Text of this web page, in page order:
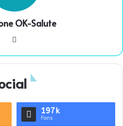
OK-Salute
te
197k
Fans